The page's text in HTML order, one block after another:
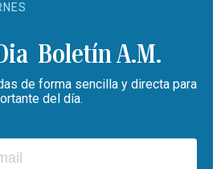
Boletín A.M.
de forma sencilla y directa para
del día.